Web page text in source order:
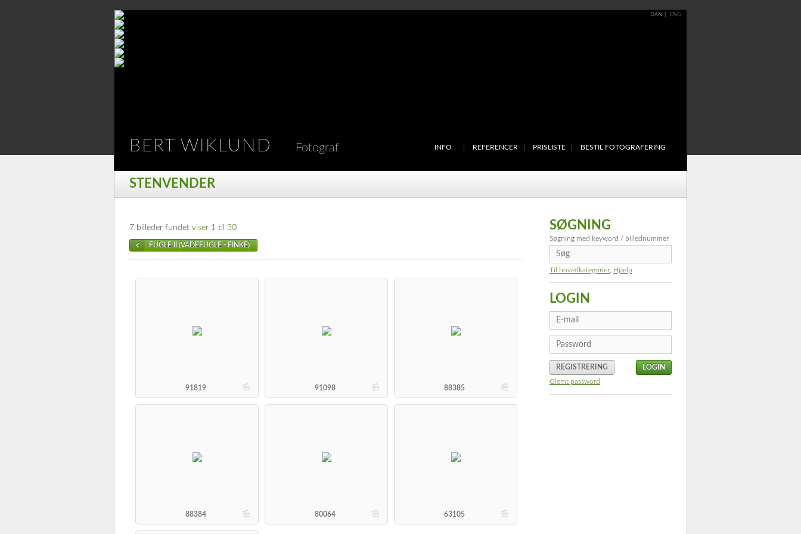
DAN ENG
BERT WIKLUND Fotograf INFO REFERENCER PRISLISTE BESTIL FOTOGRAFERING
STENVENDER
7 billeder fundet viser 1 til 30
FUGLE II (VADEFUGLE - FINKE)
b
91819 b
91098 b
88385
b
88384 b
80064 b
63105
SØGNING
Søgning med keyword / billednummer
Til hovedkategorier Hjælp
LOGIN
REGISTRERING
Glemt password